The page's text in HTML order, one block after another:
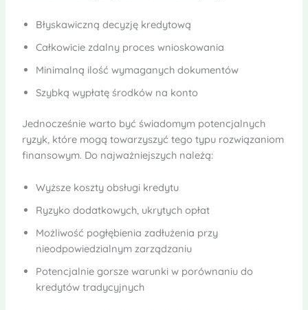
Błyskawiczną decyzję kredytową
Całkowicie zdalny proces wnioskowania
Minimalną ilość wymaganych dokumentów
Szybką wypłatę środków na konto
Jednocześnie warto być świadomym potencjalnych
ryzyk, które mogą towarzyszyć tego typu rozwiązaniom
finansowym. Do najważniejszych należą:
Wyższe koszty obsługi kredytu
Ryzyko dodatkowych, ukrytych opłat
Możliwość pogłębienia zadłużenia przy
nieodpowiedzialnym zarządzaniu
Potencjalnie gorsze warunki w porównaniu do
kredytów tradycyjnych